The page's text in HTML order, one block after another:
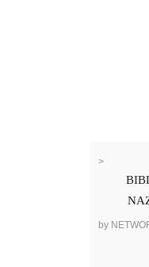
>
by